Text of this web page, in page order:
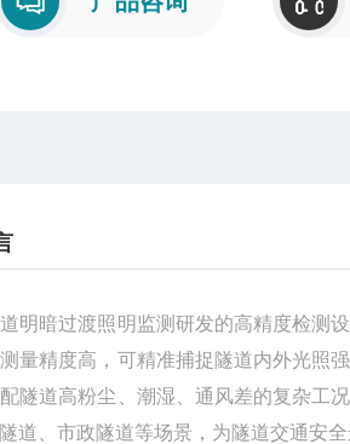
明暗过渡照明监测研发的高精度检测
量精度高，可精准捕捉隧道内外光照
隧道高粉尘、潮湿、通风差的复杂工
道、市政隧道等场景，为隧道交通安